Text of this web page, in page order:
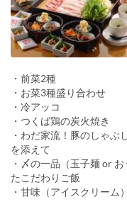
・前菜2種
・お菜3種盛り合わせ
・冷アッコ
・つくば鶏の炭火焼き
・わだ家流！豚のしゃ
を添えて
・〆の一品（玉子麺 or
たこだわりご飯
・甘味（アイスクリーム）